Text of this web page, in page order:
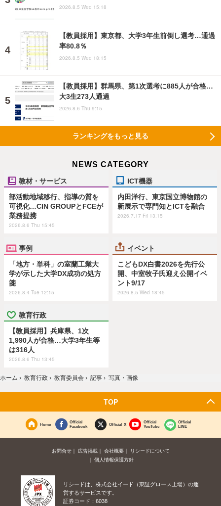
2026.8.5 Wed 15:18
【教員採用】東京都、大学3年生前倒し選考…通過
率80.8％
2026.8.5 Wed 18:15
【教員採用】群馬県、第1次選考に885人が合格…
大3生273人通過
2026.8.6 Thu 9:15
ランキングをもっと見る
NEWS CATEGORY
教材・サービス
部活動地域移行、指導の質を
可視化…CIN GROUPとFCEが
業務提携
2026.8.6 Thu 15:45
ICT機器
内田洋行、東京国立博物館の
新展示で専門知とICTを融合
2026.7.17 Fri 13:15
事例
「地方・単科」の室蘭工業大
学が示した大学DX成功の処方
箋
2026.8.4 Tue 12:15
イベント
こどもDX白書2026を先行公
開、中室牧子氏迎え公開イベ
ント9/17
2026.8.5 Wed 18:45
教育行政
【教員採用】兵庫県、1次
1,990人が合格…大学3年生等
は316人
2026.8.6 Thu 13:45
ホーム › 教育行政 › 教育委員会 › 記事 › 写真・画像
TOP
Home
Official
Facebook
Official X
Official
YouTube
Official
LINE
お問合せ 広告掲載 会社概要
リシードについて
個人情報保護方針
リシードは、株式会社イード（東証グロース上場）の運
営するサービスです。
証券コード：6038